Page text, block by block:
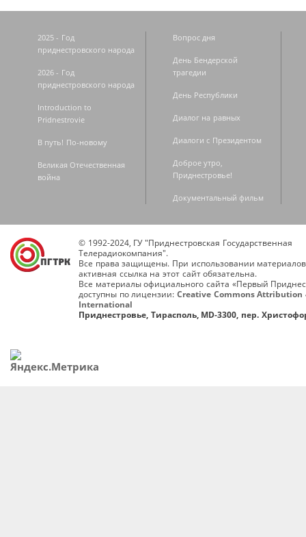
2025 - Год
приднестровского народа
2026 - Год
приднестровского народа
Introduction to
Pridnestrovie
В путь! По-новому
Великая Отечественная
война
Вопрос дня
День Бендерской
трагедии
День Республики
Диалог на равных
Диалоги с Президентом
Доброе утро,
Приднестровье!
Документальный фильм
© 1992-2024, ГУ "Приднестровская Государственная
Телерадиокомпания".
Все права защищены. При использовании
активная ссылка на этот сайт обязательна.
Все материалы официального сайта «Первый
доступны по лицензии: Creative Commons Attribution
International
Приднестровье, Тирасполь, MD-3300, пер.